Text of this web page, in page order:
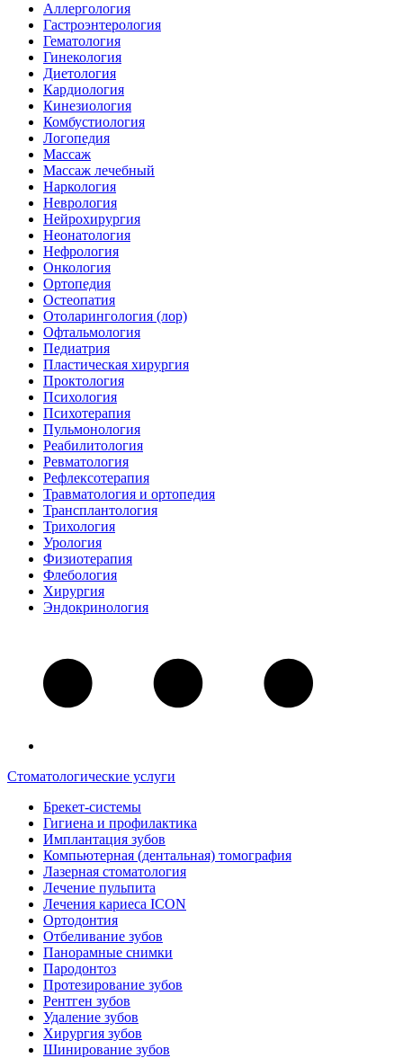
Аллергология
Гастроэнтерология
Гематология
Гинекология
Диетология
Кардиология
Кинезиология
Комбустиология
Логопедия
Массаж
Массаж лечебный
Наркология
Неврология
Нейрохирургия
Неонатология
Нефрология
Онкология
Ортопедия
Остеопатия
Отоларингология (лор)
Офтальмология
Педиатрия
Пластическая хирургия
Проктология
Психология
Психотерапия
Пульмонология
Реабилитология
Ревматология
Рефлексотерапия
Травматология и ортопедия
Трансплантология
Трихология
Урология
Физиотерапия
Флебология
Хирургия
Эндокринология
Стоматологические услуги
Брекет-системы
Гигиена и профилактика
Имплантация зубов
Компьютерная (дентальная) томография
Лазерная стоматология
Лечение пульпита
Лечения кариеса ICON
Ортодонтия
Отбеливание зубов
Панорамные снимки
Пародонтоз
Протезирование зубов
Рентген зубов
Удаление зубов
Хирургия зубов
Шинирование зубов